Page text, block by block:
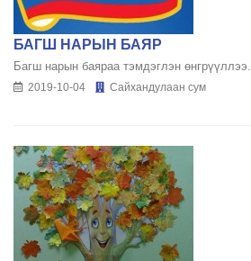
БАГШ НАРЫН БАЯР
Багш нарын баяраа тэмдэглэн өнгрүүллээ.
2019-10-04 Сайхандулаан сум